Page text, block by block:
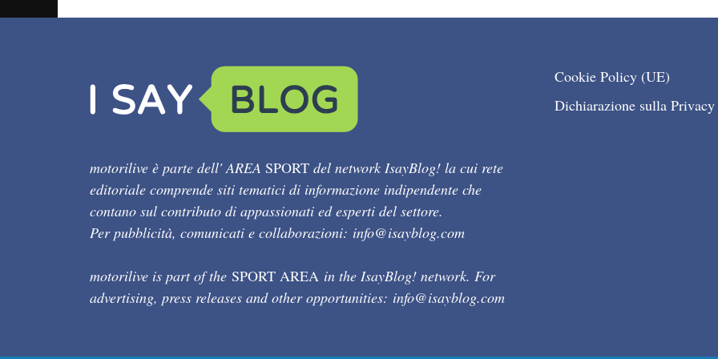
motorilive è parte dell' AREA SPORT del network IsayBlog! la cui rete
editoriale comprende siti tematici di informazione indipendente che
contano sul contributo di appassionati ed esperti del settore.
Per pubblicità, comunicati e collaborazioni: info@isayblog.com
motorilive is part of the SPORT AREA in the IsayBlog! network. For
advertising, press releases and other opportunities: info@isayblog.com
Cookie Policy (UE)
Dichiarazione sulla